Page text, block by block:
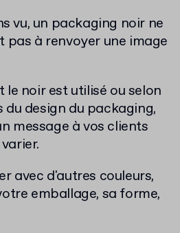
vu, un packaging noir ne
pas à renvoyer une image
noir est utilisé ou selon
du design du packaging,
message à vos clients
avec d'autres couleurs,
emballage, sa forme,